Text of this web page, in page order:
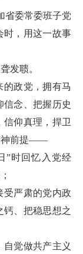
省委常委班子党
时，用这一故事
发聩。
的政党，拥有马
信念、把握历史
信仰真理，捍卫
神前提——
”时回忆入党经
受严肃的党内政
钙、把稳思想之
觉做共产主义